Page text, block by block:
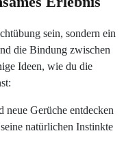
sein, sondern ein
die Bindung zwischen
Ideen, wie du die
neue Gerüche entdecken
natürlichen Instinkte